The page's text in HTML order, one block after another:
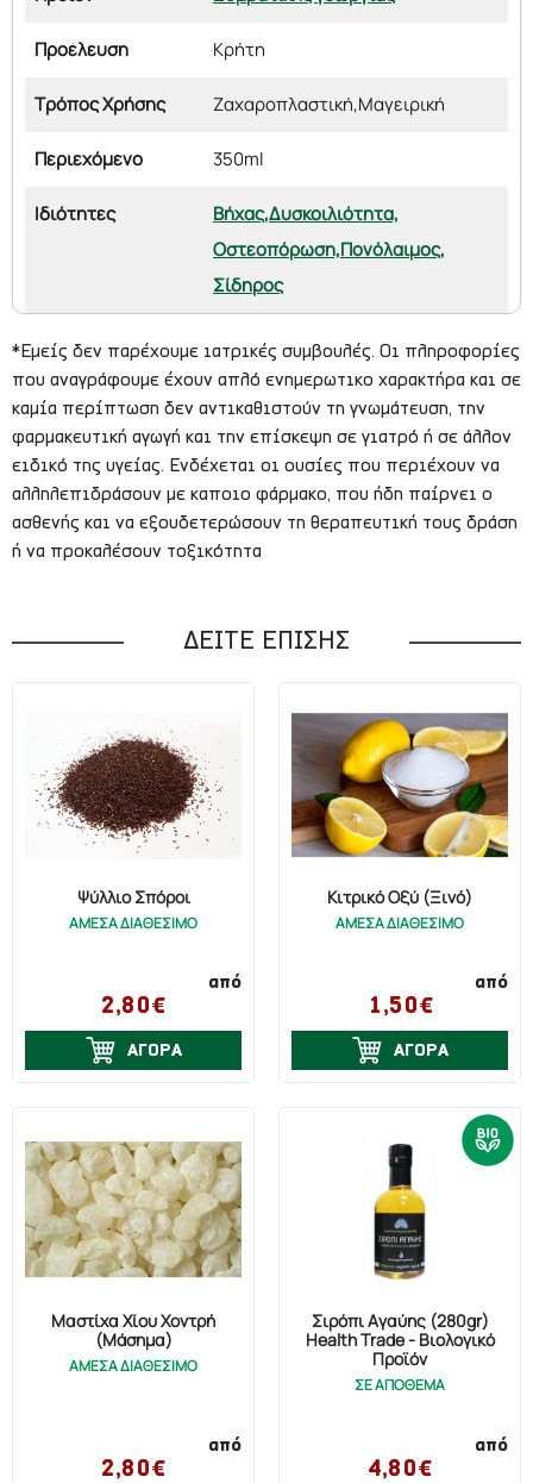
Προέλευση Κρήτη
Τρόπος Χρήσης Ζαχαροπλαστική,Μαγειρική
Περιεχόμενο 350ml
Ιδιότητες Βήχας,Δυσκοιλιότητα,
Οστεοπόρωση,Πονόλαιμος,
Σίδηρος
*Εμείς δεν παρέχουμε ιατρικές συμβουλές. Οι πληροφορίες
που αναγράφουμε έχουν απλό ενημερωτικο χαρακτήρα και σε
καμία περίπτωση δεν αντικαθιστούν τη γνωμάτευση, την
φαρμακευτική αγωγή και την επίσκεψη σε γιατρό ή σε άλλον
ειδικό της υγείας. Ενδέχεται οι ουσίες που περιέχουν να
αλληλεπιδράσουν με καποιο φάρμακο, που ήδη παίρνει ο
ασθενής και να εξουδετερώσουν τη θεραπευτική τους δράση
ή να προκαλέσουν τοξικότητα
ΔΕΙΤΕ ΕΠΙΣΗΣ
Ψύλλιο Σπόροι
ΑΜΕΣΑ ΔΙΑΘΕΣΙΜΟ
από
2,80€
ΑΓΟΡΑ
Κιτρικό Οξύ (Ξινό)
ΑΜΕΣΑ ΔΙΑΘΕΣΙΜΟ
από
1,50€
ΑΓΟΡΑ
Μαστίχα Χίου Χοντρή
(Μάσημα)
ΑΜΕΣΑ ΔΙΑΘΕΣΙΜΟ
από
2,80€
Σιρόπι Αγαύης (280gr)
Health Trade - Βιολογικό
Προϊόν
ΣΕ ΑΠΟΘΕΜΑ
από
4,80€